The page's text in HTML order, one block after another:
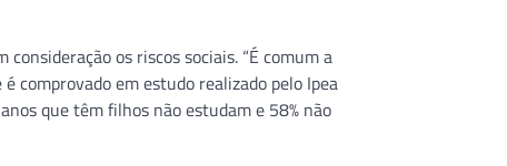
os riscos sociais. “É comum a
comprovado em estudo realizado pelo Ipea
que têm filhos não estudam e 58% não